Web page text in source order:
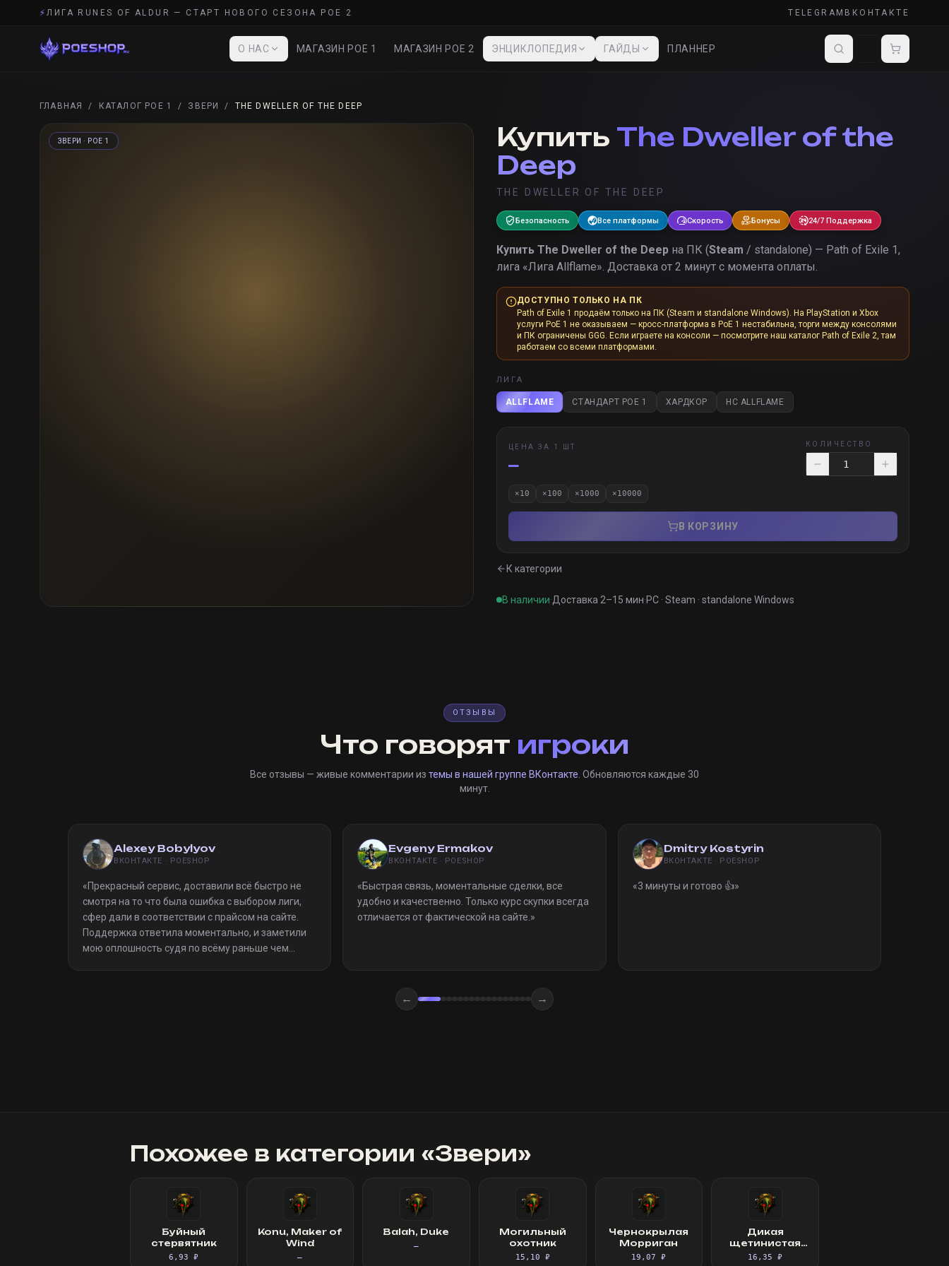
⚡ЛИГА RUNES OF ALDUR — СТАРТ НОВОГО СЕЗОНА POE 2 TELEGRAM ВКОНТАКТЕ
О НАС МАГАЗИН POE 1 МАГАЗИН POE 2 ЭНЦИКЛОПЕДИЯ ГАЙДЫ ПЛАННЕР
ГЛАВНАЯ / КАТАЛОГ POE 1 / ЗВЕРИ / THE DWELLER OF THE DEEP
ЗВЕРИ · POE 1 Купить The Dweller of the
Deep
THE DWELLER OF THE DEEP
Безопасность Все платформы Скорость Бонусы 24/7 Поддержка
Купить The Dweller of the Deep на ПК (Steam / standalone) — Path of Exile 1,
лига «Лига Allflame». Доставка от 2 минут с момента оплаты.
ДОСТУПНО ТОЛЬКО НА ПК
Path of Exile 1 продаём только на ПК (Steam и standalone Windows). На PlayStation и Xbox
услуги PoE 1 не оказываем — кросс-платформа в PoE 1 нестабильна, торги между консолями
и ПК ограничены GGG. Если играете на консоли — посмотрите наш каталог Path of Exile 2, там
работаем со всеми платформами.
ЛИГА
ALLFLAME СТАНДАРТ POE 1 ХАРДКОР HC ALLFLAME
ЦЕНА ЗА 1 ШТ
—
КОЛИЧЕСТВО
×10 ×100 ×1000 ×10000
В КОРЗИНУ
К категории
В наличии·Доставка 2–15 мин·PC · Steam · standalone Windows
ОТЗЫВЫ
Что говорят игроки
Все отзывы — живые комментарии из темы в нашей группе ВКонтакте . Обновляются каждые 30
минут.
Alexey Bobylyov
ВКОНТАКТЕ · POESHOP
«Прекрасный сервис, доставили всё быстро не
смотря на то что была ошибка с выбором лиги,
сфер дали в соответствии с прайсом на сайте.
Поддержка ответила моментально, и заметили
мою оплошность судя по всёму раньше чем
Evgeny Ermakov
ВКОНТАКТЕ · POESHOP
«Быстрая связь, моментальные сделки, все
удобно и качественно. Только курс скупки всегда
отличается от фактической на сайте. »
Dmitry Kostyrin
ВКОНТАКТЕ · POESHOP
«3 минуты и готово 👍»
← →
Похожее в категории «Звери»
Буйный
стервятник
6,93 ₽
Konu, Maker of
Wind
—
Balah, Duke
—
Могильный
охотник
15,10 ₽
Чернокрылая
Морриган
19,07 ₽
Дикая
щетинистая
матрона
16,35 ₽